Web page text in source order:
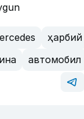
автомобил